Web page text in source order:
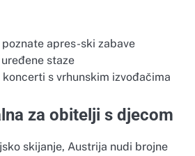
apres-ski zabave
staze
koncerti s vrhunskim izvođačima
za obitelji s djecom
skijanje, Austrija nudi brojne